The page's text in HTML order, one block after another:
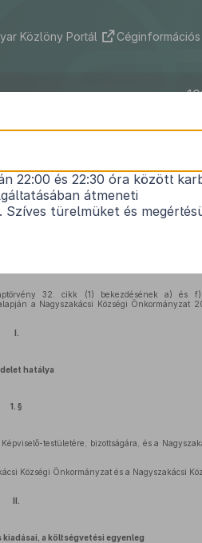
Közlöny Portál
önkormányzati
2018. évi
32. cikk (1) bekezdésének a) és
a Nagyszakácsi Községi Önkormányzat
I.
hatálya
1. §
testületére, bizottságára, és a
Községi Önkormányzat és a Nagyszakácsi
II.
a költségvetési egyenleg
22:00 és 22:30 óra között
átmeneti
Szíves türelmüket és